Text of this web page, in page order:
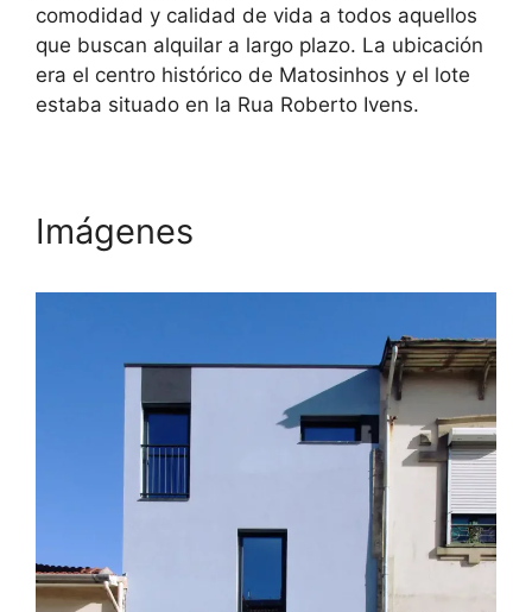
comodidad y calidad de vida a todos aquellos
que buscan alquilar a largo plazo. La ubicación
era el centro histórico de Matosinhos y el lote
estaba situado en la Rua Roberto Ivens.
Imágenes